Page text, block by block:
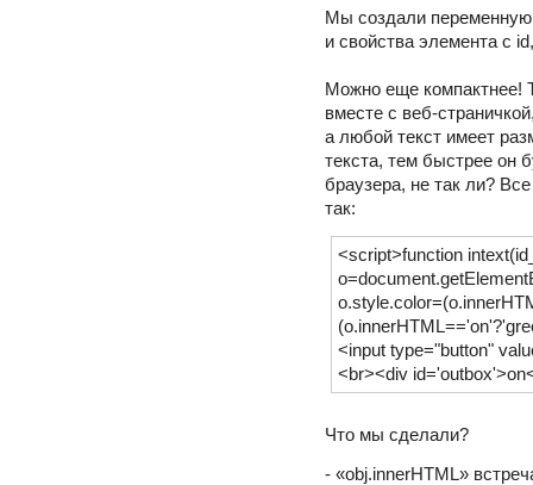
Мы создали
и свойства элемента с
Можно еще компактнее!
вместе с веб-
а любой текст имеет
текста, тем быстрее он
браузера, не так ли?
так:
<script>function
<input type="button"
<br><div
Что мы сделали?
- «obj.innerHTML»